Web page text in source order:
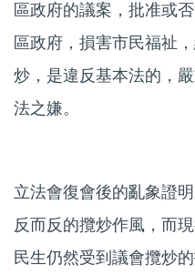
區政府的議案，批准或
區政府，損害市民福祉
炒，是違反基本法的，
法之嫌。
立法會復會後的亂象證
反而反的攬炒作風，而
民生仍然受到議會攬炒